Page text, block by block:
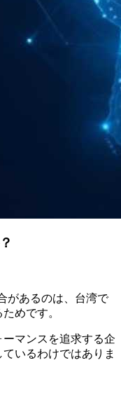
があるのは、台湾で
めです。
マンスを追求する企
いるわけではありま